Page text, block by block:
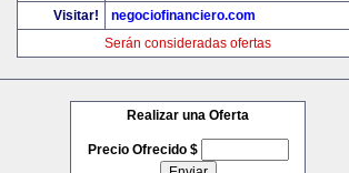
Visitar!
negociofinanciero.com
Serán consideradas ofertas
Realizar una Oferta
Precio Ofrecido $